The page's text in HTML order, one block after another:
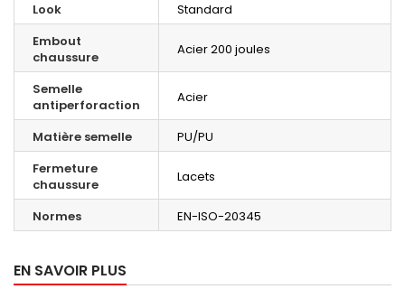
Look
Standard
Embout
chaussure
Acier 200 joules
Semelle
antiperforaction
Acier
Matière semelle
PU/PU
Fermeture
chaussure
Lacets
Normes EN-ISO-20345
EN SAVOIR PLUS